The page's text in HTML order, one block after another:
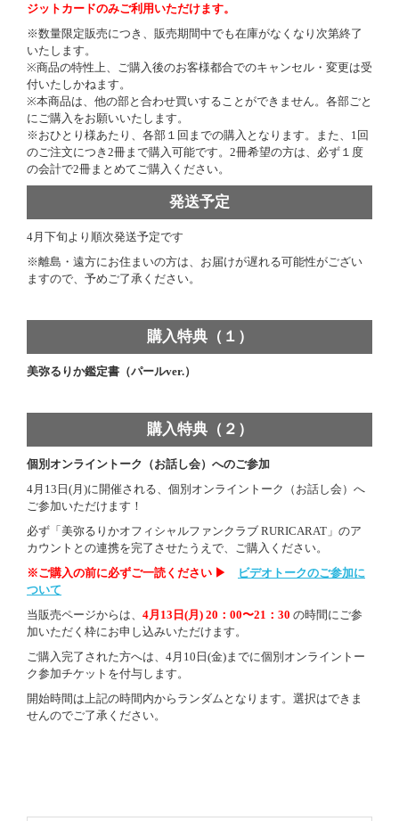
ジットカードのみご利用いただけます。
※数量限定販売につき、販売期間中でも在庫がなくなり次第終了
いたします。
※商品の特性上、ご購入後のお客様都合でのキャンセル・変更は受
付いたしかねます。
※本商品は、他の部と合わせ買いすることができません。各部ごと
にご購入をお願いいたします。
※おひとり様あたり、各部１回までの購入となります。また、1回
のご注文につき2冊まで購入可能です。2冊希望の方は、必ず１度
の会計で2冊まとめてご購入ください。
発送予定
4月下旬より順次発送予定です
※離島・遠方にお住まいの方は、お届けが遅れる可能性がござい
ますので、予めご了承ください。
購入特典（１）
美弥るりか鑑定書（パールver.）
購入特典（２）
個別オンライントーク（お話し会）へのご参加
4月13日(月)に開催される、個別オンライントーク（お話し会）へ
ご参加いただけます！
必ず「美弥るりかオフィシャルファンクラブ RURICARAT」のア
カウントとの連携を完了させたうえで、ご購入ください。
※ご購入の前に必ずご一読ください ▶︎
ビデオトークのご参加に
ついて
当販売ページからは、 4月13日(月) 20：00〜21：30 の時間にご参
加いただく枠にお申し込みいただけます。
ご購入完了された方へは、4月10日(金)までに個別オンライントー
ク参加チケットを付与します。
開始時間は上記の時間内からランダムとなります。選択はできま
せんのでご了承ください。